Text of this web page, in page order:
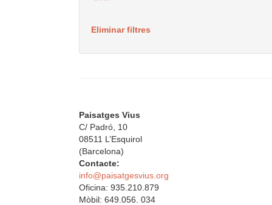
Eliminar filtres
Paisatges Vius
C/ Padró, 10
08511 L’Esquirol
(Barcelona)
Contacte:
info@paisatgesvius.org
Oficina: 935.210.879
Mòbil: 649.056. 034